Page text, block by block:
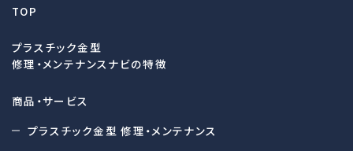
TOP
プラスチック金型
修理・メンテナンスナビの特徴
商品・サービス
プラスチック金型 修理・メンテナンス